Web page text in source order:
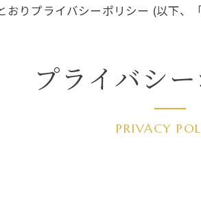
りプライバシーポリシー (以下、
プライバシ
PRIVACY